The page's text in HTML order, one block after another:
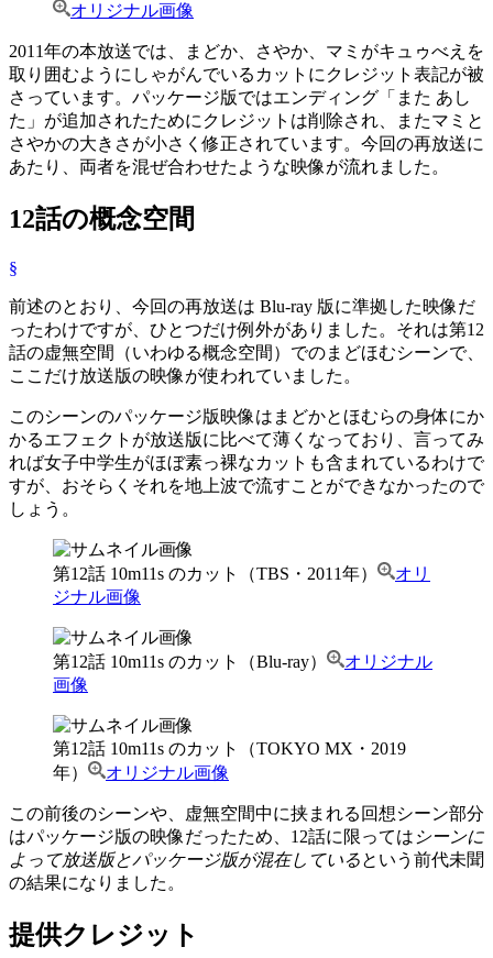
オリジナル画像
2011年の本放送では、まどか、さやか、マミがキュゥべえを
取り囲むようにしゃがんでいるカットにクレジット表記が被
さっています。パッケージ版ではエンディング「また あし
た」が追加されたためにクレジットは削除され、またマミと
さやかの大きさが小さく修正されています。今回の再放送に
あたり、両者を混ぜ合わせたような映像が流れました。
12話の概念空間
§
前述のとおり、今回の再放送は Blu-ray 版に準拠した映像だ
ったわけですが、ひとつだけ例外がありました。それは第12
話の虚無空間（いわゆる概念空間）でのまどほむシーンで、
ここだけ放送版の映像が使われていました。
このシーンのパッケージ版映像はまどかとほむらの身体にか
かるエフェクトが放送版に比べて薄くなっており、言ってみ
れば女子中学生がほぼ素っ裸なカットも含まれているわけで
すが、おそらくそれを地上波で流すことができなかったので
しょう。
第12話 10m11s のカット（TBS・2011年）
オリ
ジナル画像
第12話 10m11s のカット（Blu-ray）
オリジナル
画像
第12話 10m11s のカット（TOKYO MX・2019
年）
オリジナル画像
この前後のシーンや、虚無空間中に挟まれる回想シーン部分
はパッケージ版の映像だったため、12話に限っては シーンに
よって放送版とパッケージ版が混在しているという前代未聞
の結果になりました。
提供クレジット